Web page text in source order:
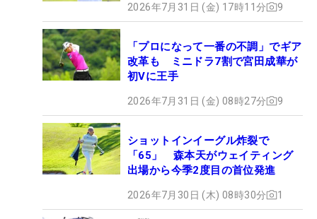
2026年7月31日 (金) 17時11分 9
「プロになって一番の不調」でギア
改革も ミニドラ7割で宮田成華が
初Vに王手
2026年7月31日 (金) 08時27分 9
ショットインイーグル炸裂で
「65」 森本天がウェイティング
出場から今季2度目の首位発進
2026年7月30日 (木) 08時30分 1